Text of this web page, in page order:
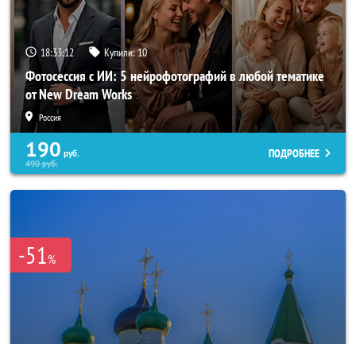
18:33:10 Купили:10
Фотосессия с ИИ: 5 нейрофотографий в любой тематике
от New Dream Works
Россия
190 руб.
490руб.
ПОДРОБНЕЕ
-51%